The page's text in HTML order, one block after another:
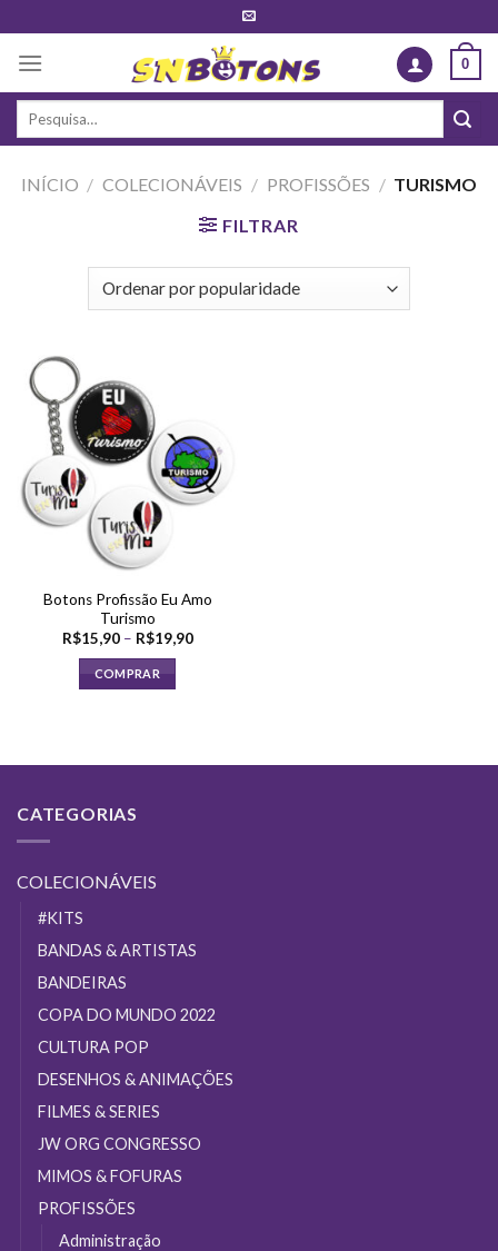
to
content
0
Pesquisar
INÍCIO / COLECIONÁVEIS / PROFISSÕES / TURISMO
FILTRAR
Botons Profissão Eu Amo
Turismo
R$15,90 – R$19,90Faixa
COMPRAR
várias
As
ser
página
CATEGORIAS
COLECIONÁVEIS
#KITS
BANDAS & ARTISTAS
BANDEIRAS
COPA DO MUNDO 2022
CULTURA POP
DESENHOS & ANIMAÇÕES
FILMES & SERIES
JW ORG CONGRESSO
MIMOS & FOFURAS
PROFISSÕES
Administração